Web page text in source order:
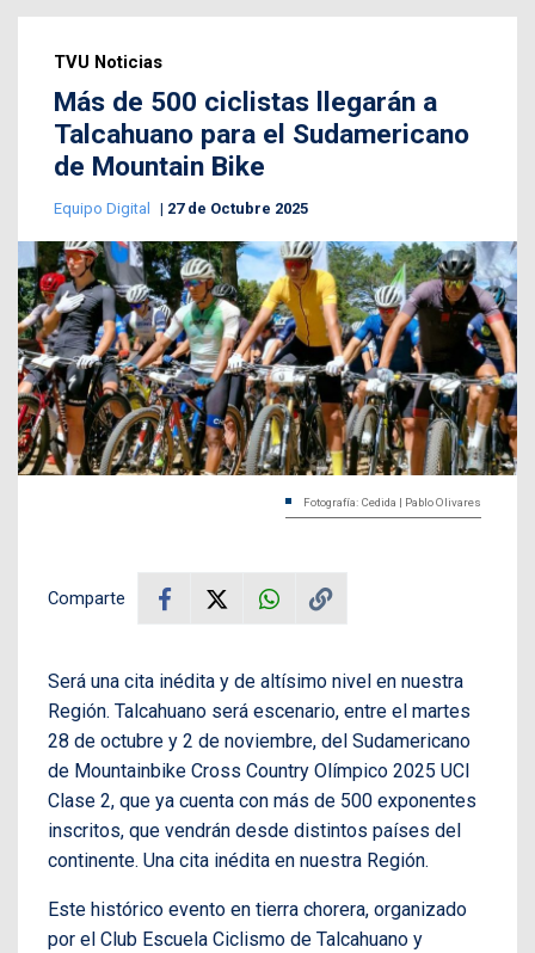
TVU Noticias
Más de 500 ciclistas llegarán a
Talcahuano para el Sudamericano
de Mountain Bike
Equipo Digital 27 de Octubre 2025
Fotografía: Cedida | Pablo Olivares
Comparte
Será una cita inédita y de altísimo nivel en nuestra
Región. Talcahuano será escenario, entre el martes
28 de octubre y 2 de noviembre, del Sudamericano
de Mountainbike Cross Country Olímpico 2025 UCI
Clase 2, que ya cuenta con más de 500 exponentes
inscritos, que vendrán desde distintos países del
continente. Una cita inédita en nuestra Región.
Este histórico evento en tierra chorera, organizado
por el Club Escuela Ciclismo de Talcahuano y